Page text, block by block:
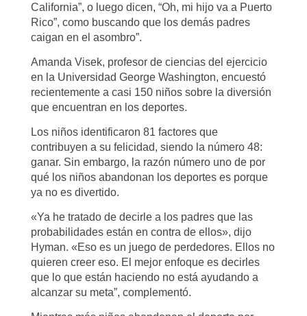
California”, o luego dicen, “Oh, mi hijo va a Puerto
Rico”, como buscando que los demás padres
caigan en el asombro”.
Amanda Visek, profesor de ciencias del ejercicio
en la Universidad George Washington, encuestó
recientemente a casi 150 niños sobre la diversión
que encuentran en los deportes.
Los niños identificaron 81 factores que
contribuyen a su felicidad, siendo la número 48:
ganar. Sin embargo, la razón número uno de por
qué los niños abandonan los deportes es porque
ya no es divertido.
«Ya he tratado de decirle a los padres que las
probabilidades están en contra de ellos», dijo
Hyman. «Eso es un juego de perdedores. Ellos no
quieren creer eso. El mejor enfoque es decirles
que lo que están haciendo no está ayudando a
alcanzar su meta”, complementó.